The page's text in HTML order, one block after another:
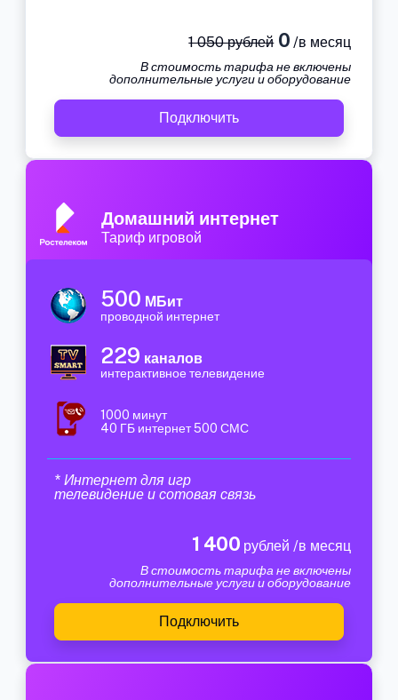
1 050 рублей0 /в месяц
В стоимость тарифа не включены
дополнительные услуги и оборудование
Подключить
Домашний интернет
Тариф игровой
500 МБит
проводной интернет
229 каналов
интерактивное телевидение
1000 минут
40 ГБ интернет 500 СМС
* Интернет для игр
телевидение и сотовая связь
1 400 рублей /в месяц
В стоимость тарифа не включены
дополнительные услуги и оборудование
Подключить